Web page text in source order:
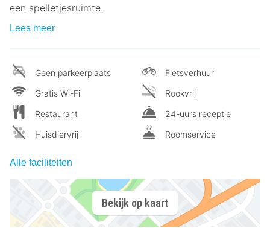
een spelletjesruimte.
Lees meer
Geen parkeerplaats
Gratis Wi-Fi
Restaurant
Huisdiervrij
Fietsverhuur
Rookvrij
24-uurs receptie
Roomservice
Alle faciliteiten
Bekijk op kaart